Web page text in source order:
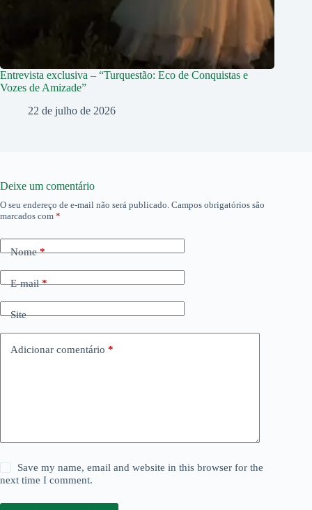
Entrevista exclusiva – “Turquestão: Eco de Conquistas e
Vozes de Amizade”
22 de julho de 2026
Deixe um comentário
O seu endereço de e-mail não será publicado. Campos obrigatórios são
marcados com *
Nome*
E-mail*
Site
Adicionar comentário *
Save my name, email and website in this browser for the
next time I comment.